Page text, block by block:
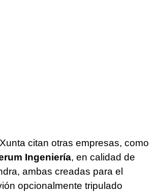
citan otras empresas, como
Ingeniería, en calidad de
ambas creadas para el
opcionalmente tripulado